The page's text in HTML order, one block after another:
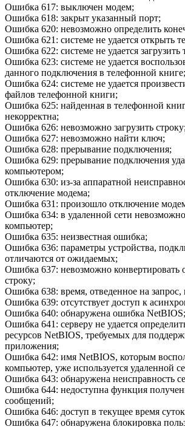
Ошибка 617: выключен модем;
Ошибка 618: закрыт указанный порт;
Ошибка 620: невозможно определить
Ошибка 621: системе не удается открыть
Ошибка 622: системе не удается
Ошибка 623: системе не удается
данного подключения в телефонной книге;
Ошибка 624: системе не удается
файлов телефонной книги;
Ошибка 625: найденная в телефонной
некорректна;
Ошибка 626: невозможно загрузить строку;
Ошибка 627: невозможно найти ключ;
Ошибка 628: прерывание подключения;
Ошибка 629: прерывание подключения
компьютером;
Ошибка 630: из-за аппаратной
отключение модема;
Ошибка 631: произошло отключение
Ошибка 634: в удаленной сети невозможно
компьютер;
Ошибка 635: неизвестная ошибка;
Ошибка 636: параметры устройства,
отличаются от ожидаемых;
Ошибка 637: невозможно конвертировать
строку;
Ошибка 638: время, отведенное на запрос,
Ошибка 639: отсутствует доступ к
Ошибка 640: обнаружена ошибка NetBIOS;
Ошибка 641: серверу не удается
ресурсов NetBIOS, требуемых для
приложения;
Ошибка 642: имя NetBIOS, которым
компьютер, уже используется удаленной
Ошибка 643: обнаружена неисправность
Ошибка 644: недоступна функция
сообщений;
Ошибка 646: доступ в текущее время
Ошибка 647: обнаружена блокировка